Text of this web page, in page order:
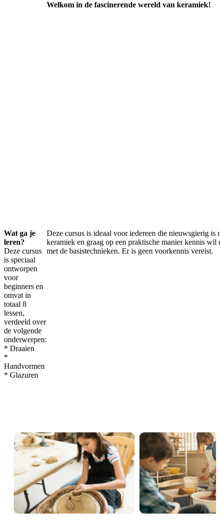
Welkom in de fascinerende wereld van keramiek!
Wat ga je
leren?
Deze cursus
is speciaal
ontworpen
voor
beginners en
omvat in
totaal 8
lessen,
verdeeld over
de volgende
onderwerpen:
* Draaien
*
Handvormen
* Glazuren
Deze cursus is ideaal voor iedereen die nieuwsgierig is
keramiek en graag op een praktische manier kennis wil
met de basistechnieken. Er is geen voorkennis vereist.